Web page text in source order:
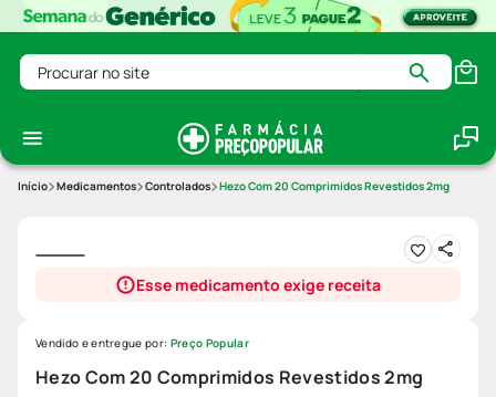
Procurar no site
Medicamentos Controlados Hezo Com 20 Comprimidos Revestidos 2mg
Esse medicamento exige receita
Hezo Com 20 Comprimidos Revestidos 2mg
Vendido e entregue por: Preço Popular